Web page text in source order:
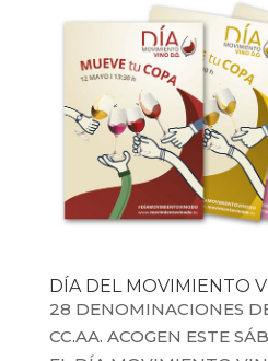
DÍA DEL MOVIMIENTO
28 DENOMINACIONES
CC.AA. ACOGEN ESTE